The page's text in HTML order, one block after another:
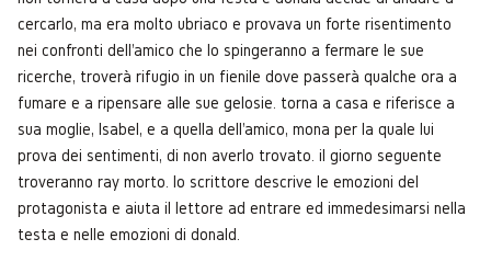
cercarlo, ma era molto ubriaco e provava un forte risentimento
nei confronti dell'amico che lo spingeranno a fermare le sue
ricerche, troverà rifugio in un fienile dove passerà qualche ora a
fumare e a ripensare alle sue gelosie. torna a casa e riferisce a
sua moglie, Isabel, e a quella dell'amico, mona per la quale lui
prova dei sentimenti, di non averlo trovato. il giorno seguente
troveranno ray morto. lo scrittore descrive le emozioni del
protagonista e aiuta il lettore ad entrare ed immedesimarsi nella
testa e nelle emozioni di donald.